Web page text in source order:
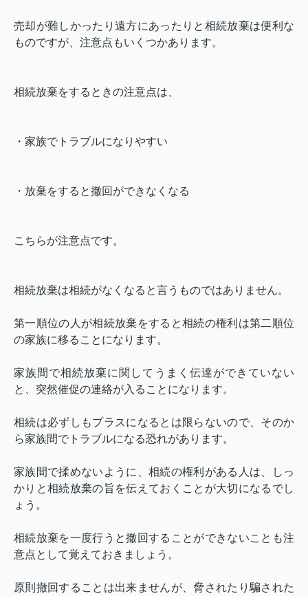
売却が難しかったり遠方にあったりと相続放棄は便利な
ものですが、注意点もいくつかあります。
相続放棄をするときの注意点は、
・家族でトラブルになりやすい
・放棄をすると撤回ができなくなる
こちらが注意点です。
相続放棄は相続がなくなると言うものではありません。
第一順位の人が相続放棄をすると相続の権利は第二順位
の家族に移ることになります。
家族間で相続放棄に関してうまく伝達ができていない
と、突然催促の連絡が入ることになります。
相続は必ずしもプラスになるとは限らないので、そのか
ら家族間でトラブルになる恐れがあります。
家族間で揉めないように、相続の権利がある人は、しっ
かりと相続放棄の旨を伝えておくことが大切になるでし
ょう。
相続放棄を一度行うと撤回することができないことも注
意点として覚えておきましょう。
原則撤回することは出来ませんが、脅されたり騙された